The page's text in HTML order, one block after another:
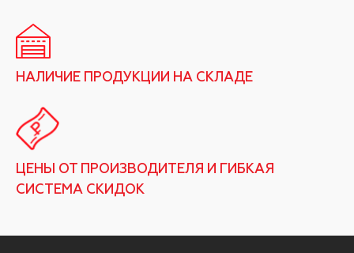
НАЛИЧИЕ ПРОДУКЦИИ НА СКЛАДЕ
ЦЕНЫ ОТ ПРОИЗВОДИТЕЛЯ И ГИБКАЯ
СИСТЕМА СКИДОК